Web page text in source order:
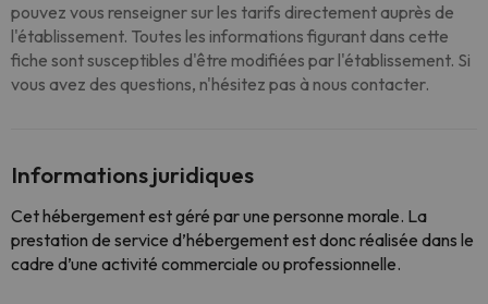
pouvez vous renseigner sur les tarifs directement auprès de
l'établissement. Toutes les informations figurant dans cette
fiche sont susceptibles d'être modifiées par l'établissement. Si
vous avez des questions, n'hésitez pas à nous contacter.
Informations juridiques
Cet hébergement est géré par une personne morale. La
prestation de service d’hébergement est donc réalisée dans le
cadre d’une activité commerciale ou professionnelle.